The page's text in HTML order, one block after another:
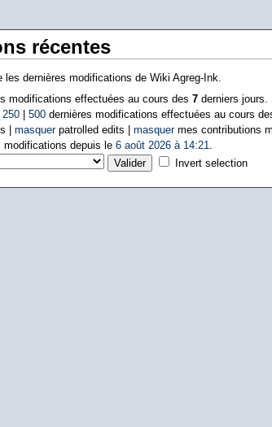
récentes
les dernières modifications de Wiki Agreg-Ink.
modifications effectuées au cours des 7derniers jours.
250| 500dernières modifications effectuées au cours
| masquerpatrolled edits | masquermes contributions
depuis le 6 août 2026 à 14:21
Invert selection